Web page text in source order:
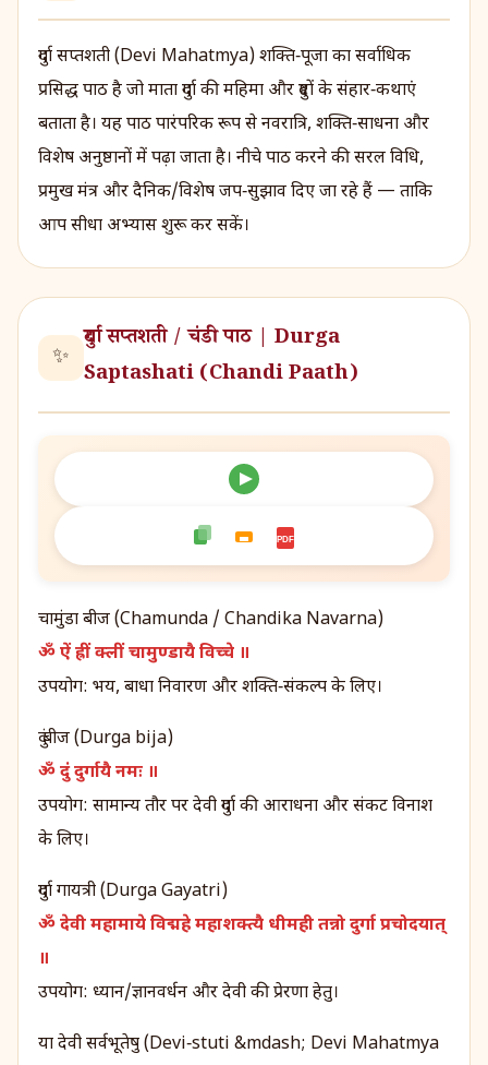
दुर्गा सप्तशती (Devi Mahatmya) शक्ति‑पूजा का सर्वाधिक
प्रसिद्ध पाठ है जो माता दुर्गा की महिमा और दुष्टों के संहार‑कथाएं
बताता है। यह पाठ पारंपरिक रूप से नवरात्रि, शक्ति‑साधना और
विशेष अनुष्ठानों में पढ़ा जाता है। नीचे पाठ करने की सरल विधि,
प्रमुख मंत्र और दैनिक/विशेष जप‑सुझाव दिए जा रहे हैं — ताकि
आप सीधा अभ्यास शुरू कर सकें।
✨
दुर्गा सप्तशती / चंडी पाठ | Durga
Saptashati (Chandi Paath)
PDF
चामुंडा बीज (Chamunda / Chandika Navarna)
ॐ ऐं ह्रीं क्लीं चामुण्डायै विच्चे ॥
उपयोग: भय, बाधा निवारण और शक्ति‑संकल्प के लिए।
दुं बीज (Durga bija)
ॐ दुं दुर्गायै नमः ॥
उपयोग: सामान्य तौर पर देवी दुर्गा की आराधना और संकट विनाश
के लिए।
दुर्गा गायत्री (Durga Gayatri)
ॐ देवी महामाये विद्महे महाशक्त्यै धीमही तन्नो दुर्गा प्रचोदयात्
॥
उपयोग: ध्यान/ज्ञानवर्धन और देवी की प्रेरणा हेतु।
या देवी सर्वभूतेषु (Devi‑stuti &mdash; Devi Mahatmya